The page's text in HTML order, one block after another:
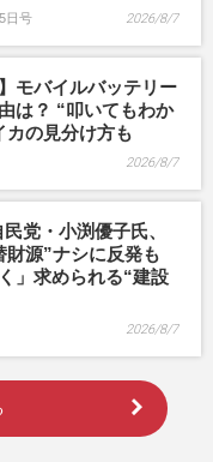
日号 2026/8/7
モバイルバッテリー
は？ “叩いてもわか
カの見分け方も
2026/8/7
党・小渕優子氏、
源”ナシに反発も
」求められる“建設
2026/8/7